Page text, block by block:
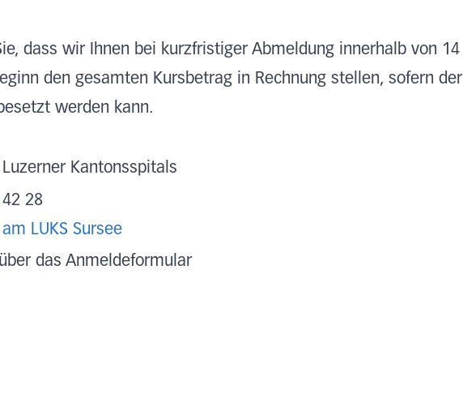
dass wir Ihnen bei kurzfristiger Abmeldung innerhalb von 14
den gesamten Kursbetrag in Rechnung stellen, sofern der
werden kann.
Kantonsspitals
42 28
LUKS Sursee
das Anmeldeformular